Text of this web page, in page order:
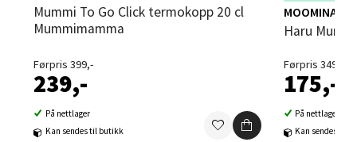
Mummi To Go Click termokopp 20 cl
Mummimamma
Førpris 399,-
239,-
På nettlager
Kan sendes til butikk
deg av rabatten
Haru
Førpris 349,-
175,-
På nettlager
Kan sendes til
Sortland - Sortland Storsenter
Strangata 26, 8400 Sortland
Åpent i dag 10-16